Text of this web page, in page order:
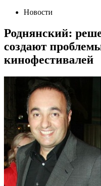
Новости
Роднянский:
создают
кинофестивалей